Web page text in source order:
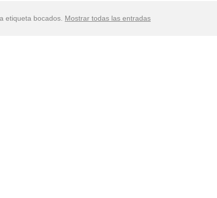
etiqueta bocados Mostrar todas las entradas